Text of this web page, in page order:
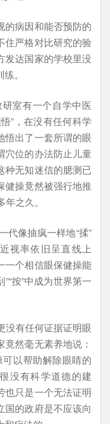
的病因和能否预防的
住严格对比研究的验
发达国家的学校里没
。
室有一个自学中医
”，在没有任何科学
悟出了一套所谓的眼
穴位的办法防止儿童
种无知迷信的臆测已
健操竟然被强行地推
之久。
代像抽疯一样地“揉”
视率依旧呈直线上
一个相信眼保健操能
按”中成为世界第一
没有任何证据证明眼
然毫无素养地说：
以帮助解除眼睛的
没有科学道德的建
也只是一个无法证明
国的政府是不应该向